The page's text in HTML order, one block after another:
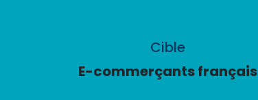
Cible
E-commerçants français